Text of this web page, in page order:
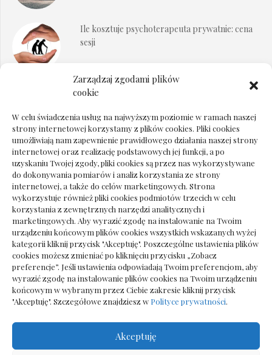
Zarządzaj zgodami plików
cookie
W celu świadczenia usług na najwyższym poziomie w ramach naszej
strony internetowej korzystamy z plików cookies. Pliki cookies
umożliwiają nam zapewnienie prawidłowego działania naszej strony
internetowej oraz realizację podstawowych jej funkcji, a po
uzyskaniu Twojej zgody, pliki cookies są przez nas wykorzystywane
do dokonywania pomiarów i analiz korzystania ze strony
internetowej, a także do celów marketingowych. Strona
wykorzystuje również pliki cookies podmiotów trzecich w celu
korzystania z zewnętrznych narzędzi analitycznych i
marketingowych. Aby wyrazić zgodę na instalowanie na Twoim
urządzeniu końcowym plików cookies wszystkich wskazanych wyżej
kategorii kliknij przycisk "Akceptuję". Poszczególne ustawienia plików
cookies możesz zmieniać po kliknięciu przycisku „Zobacz
preferencje”. Jeśli ustawienia odpowiadają Twoim preferencjom, aby
wyrazić zgodę na instalowanie plików cookies na Twoim urządzeniu
końcowym w wybranym przez Ciebie zakresie kliknij przycisk
"Akceptuję". Szczegółowe znajdziesz w Polityce prywatności.
Akceptuję
Ile kosztuje psychoterapeuta prywatnie: cena
sesji
Dokumenty do odbioru przy zmianie biura
Deska podłogowa do salonu: jak wybrać bez
pośpiechu